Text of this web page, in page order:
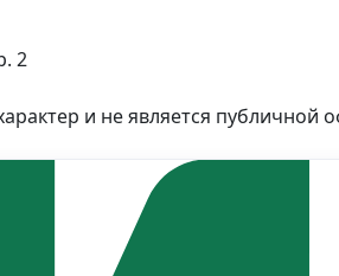
2
и не является публичной